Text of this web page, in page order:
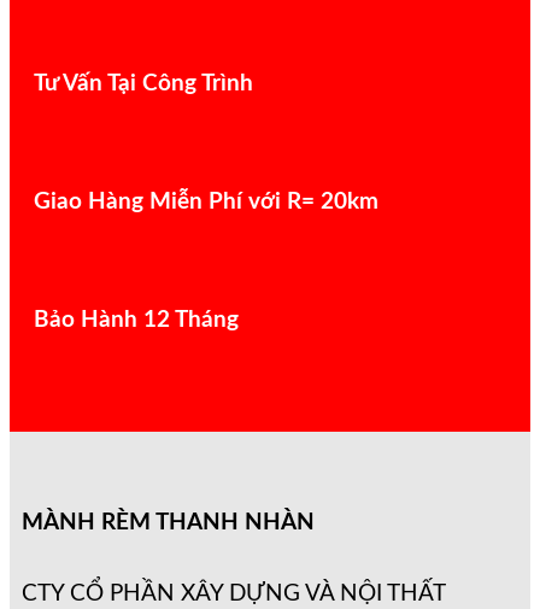
Tư Vấn Tại Công Trình
Giao Hàng Miễn Phí với R= 20km
Bảo Hành 12 Tháng
MÀNH RÈM THANH NHÀN
CTY CỔ PHẦN XÂY DỰNG VÀ NỘI THẤT